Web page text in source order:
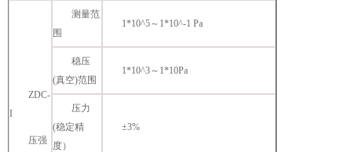
ZDC-
I
压强
测量范
围
1*10^5～1*10^-1 Pa
稳压
(真空)范围
1*10^3～1*10Pa
压力
(稳定精
度）
±3%